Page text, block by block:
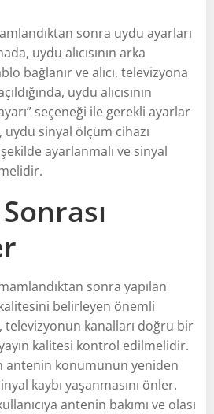
sonra uydu ayarları
uydu alıcısının arka
bağlanır ve alıcı, televizyona
uydu alıcısının
seçeneği ile gerekli ayarlar
uydu sinyal ölçüm cihazı
ayarlanmalı ve sinyal
sonra yapılan
belirleyen önemli
televizyonun kanalları doğru bir
kalitesi kontrol edilmelidir.
antenin konumunun yeniden
kaybı yaşanmasını önler.
antenin bakımı ve olası